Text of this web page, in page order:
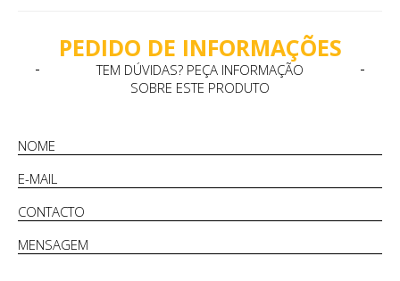
PEDIDO DE INFORMAÇÕES
TEM DÚVIDAS? PEÇA INFORMAÇÃO
SOBRE ESTE PRODUTO